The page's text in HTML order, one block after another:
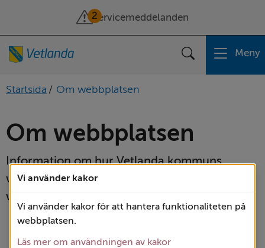
Vi använder kakor
Vi använder kakor för att hantera funktionaliteten på
webbplatsen.
Läs mer om användningen av kakor
2
Servicemeddelanden
Sök Meny
Startsida / Om webbplatsen
Om webbplatsen
Information om hur Vetlanda kommuns
webbplats fungerar och vilket innehåll
webbplatsen har.